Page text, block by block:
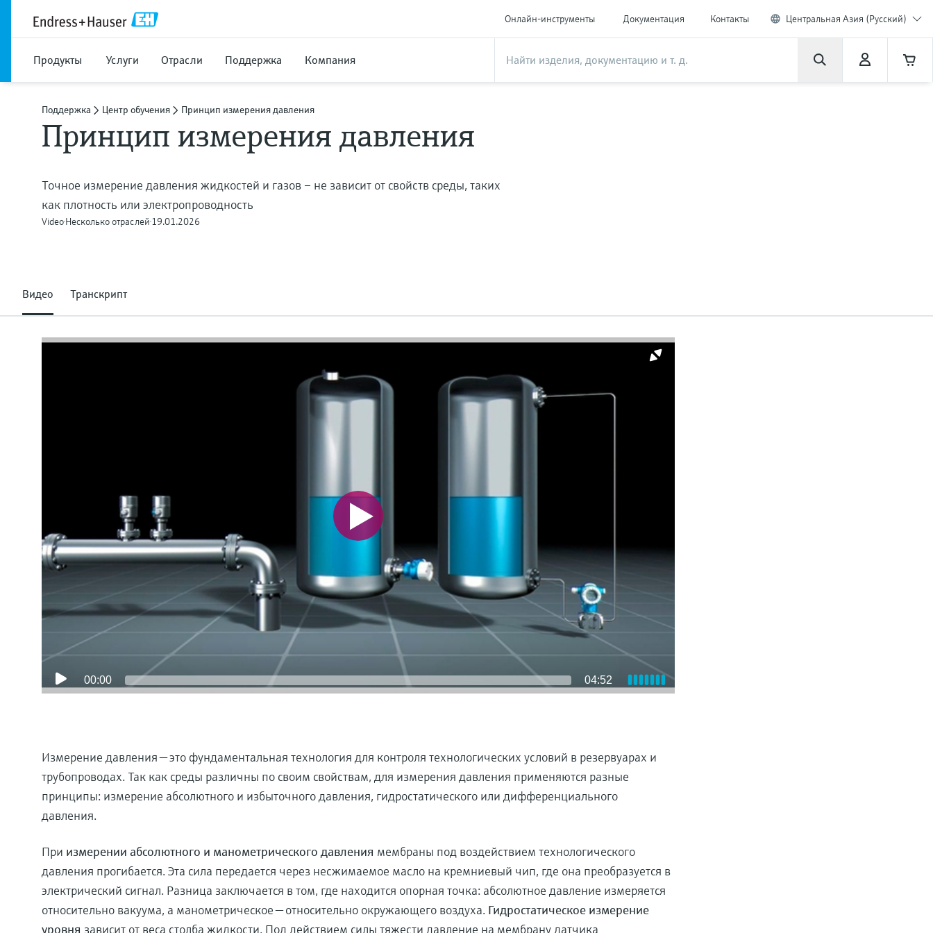
Онлайн-инструменты Документация Контакты Центральная Азия (Русский)
Продукты Услуги Отрасли Поддержка Компания
Поддержка Центр обучения Принцип измерения давления
Принцип измерения давления
Точное измерение давления жидкостей и газов – не зависит от свойств среды, таких
как плотность или электропроводность
VideoНесколько отраслей 19.01.2026
Видео Транскрипт
00:00 04:52
Измерение давления — это фундаментальная технология для контроля технологических условий в резервуарах и
трубопроводах. Так как среды различны по своим свойствам, для измерения давления применяются разные
принципы: измерение абсолютного и избыточного давления, гидростатического или дифференциального
давления.
При измерении абсолютного и манометрического давления мембраны под воздействием технологического
давления прогибается. Эта сила передается через несжимаемое масло на кремниевый чип, где она преобразуется в
электрический сигнал. Разница заключается в том, где находится опорная точка: абсолютное давление измеряется
относительно вакуума, а манометрическое — относительно окружающего воздуха. Гидростатическое измерение
уровня зависит от веса столба жидкости. Под действием силы тяжести давление на мембрану датчика